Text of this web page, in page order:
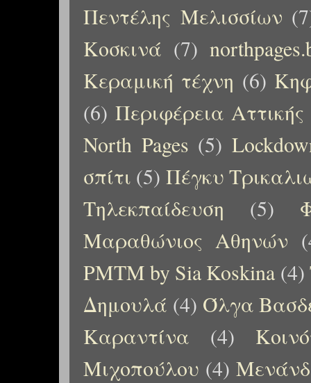
Πεντέλης Μελισσίων
Κοσκινά (7)
Κεραμική τέχνη (6)
(6) Περιφέρεια Αττικής
North Pages (5)
σπίτι (5) Πέγκυ
Τηλεκπαίδευση
(5)
Μαραθώνιος Αθηνών
PMTM by Sia Koskina (4)
Δημουλά (4) Όλγα
Καραντίνα
(4)
Μιχοπούλου (4)